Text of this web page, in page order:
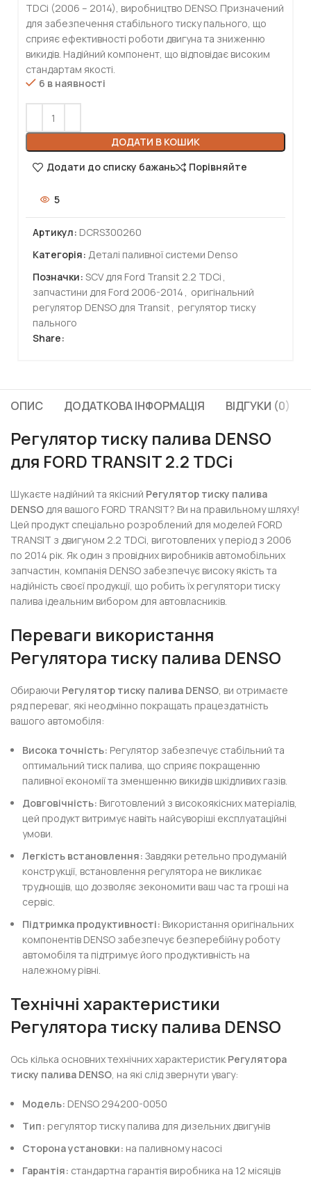
TDCi (2006 – 2014), виробництво DENSO. Призначений
для забезпечення стабільного тиску пального, що
сприяє ефективності роботи двигуна та зниженню
викидів. Надійний компонент, що відповідає високим
стандартам якості.
6 в наявності
ДОДАТИ В КОШИК
Додати до списку бажань
Порівняйте
5
Артикул: DCRS300260
Категорія: Деталі паливної системи Denso
Позначки: SCV для Ford Transit 2.2 TDCi ,
запчастини для Ford 2006-2014 , оригінальний
регулятор DENSO для Transit, регулятор тиску
пального
Share:
ОПИС ДОДАТКОВА ІНФОРМАЦІЯ ВІДГУКИ (0)
Регулятор тиску палива DENSO
для FORD TRANSIT 2.2 TDCi
Шукаєте надійний та якісний Регулятор тиску палива
DENSO для вашого FORD TRANSIT? Ви на правильному шляху!
Цей продукт спеціально розроблений для моделей FORD
TRANSIT з двигуном 2.2 TDCi, виготовлених у період з 2006
по 2014 рік. Як один з провідних виробників автомобільних
запчастин, компанія DENSO забезпечує високу якість та
надійність своєї продукції, що робить їх регулятори тиску
палива ідеальним вибором для автовласників.
Переваги використання
Регулятора тиску палива DENSO
Обираючи Регулятор тиску палива DENSO, ви отримаєте
ряд переваг, які неодмінно покращать працездатність
вашого автомобіля:
Висока точність: Регулятор забезпечує стабільний та
оптимальний тиск палива, що сприяє покращенню
паливної економії та зменшенню викидів шкідливих газів.
Довговічність: Виготовлений з високоякісних матеріалів,
цей продукт витримує навіть найсуворіші експлуатаційні
умови.
Легкість встановлення: Завдяки ретельно продуманій
конструкції, встановлення регулятора не викликає
труднощів, що дозволяє зекономити ваш час та гроші на
сервіс.
Підтримка продуктивності: Використання оригінальних
компонентів DENSO забезпечує безперебійну роботу
автомобіля та підтримує його продуктивність на
належному рівні.
Технічні характеристики
Регулятора тиску палива DENSO
Ось кілька основних технічних характеристик Регулятора
тиску палива DENSO, на які слід звернути увагу:
Модель: DENSO 294200-0050
Тип: регулятор тиску палива для дизельних двигунів
Сторона установки: на паливному насосі
Гарантія: стандартна гарантія виробника на 12 місяців